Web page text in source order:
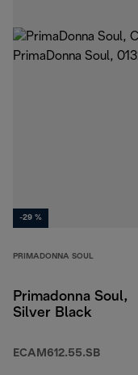
-29 %
PRIMADONNA SOUL
Primadonna Soul,
Silver Black
ECAM612.55.SB